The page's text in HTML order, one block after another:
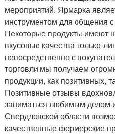
мероприятий. Ярмарка
инструментом для общения
Некоторые продукты имеют
вкусовые качества только-
непосредственно с
торговли мы получаем
продукции, как позитивных,
Позитивные отзывы
заниматься любимым делом
Свердловской области
качественные фермерские